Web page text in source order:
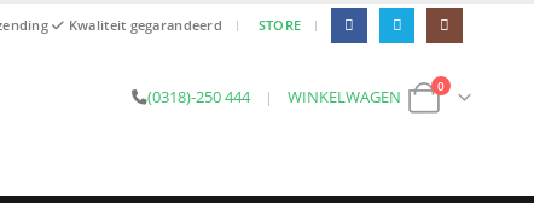
Kwaliteit gegarandeerd | STORE |
(0318)-250 444 | WINKELWAGEN
0